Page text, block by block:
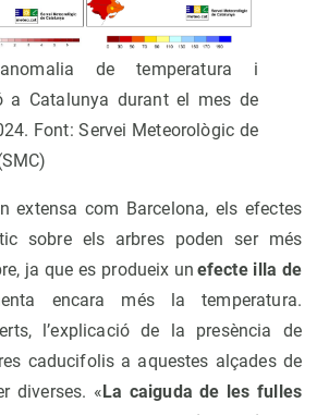
de temperatura i
a Catalunya durant el mes de
Font: Servei Meteorològic de
extensa com Barcelona, els efectes
sobre els arbres poden ser més
ja que es produeix un efecte illa de
encara més la temperatura.
l’explicació de la presència de
caducifolis a aquestes alçades de
diverses. « La caiguda de les fulles